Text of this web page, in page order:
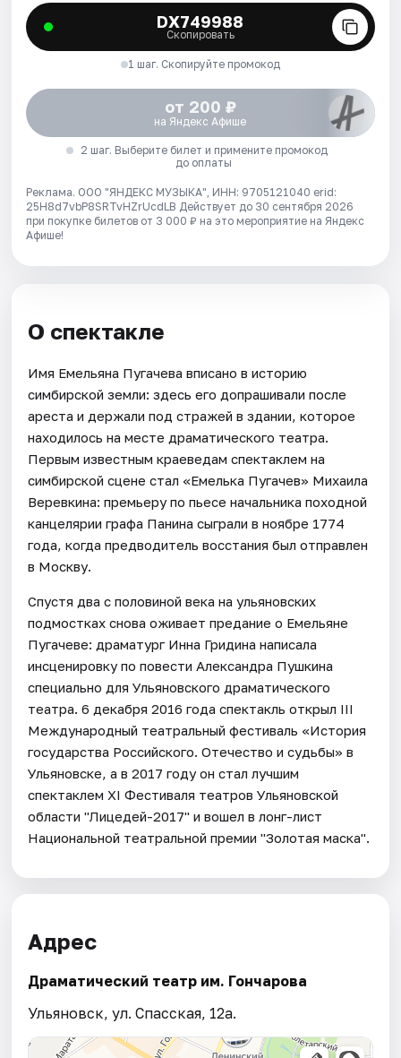
DX749988
Скопировать
1 шаг. Скопируйте промокод
от 200 ₽
на Яндекс Афише
2 шаг. Выберите билет и примените промокод
до оплаты
Реклама. ООО "ЯНДЕКС МУЗЫКА", ИНН: 9705121040 erid:
25H8d7vbP8SRTvHZrUcdLB Действует до 30 сентября 2026
при покупке билетов от 3 000 ₽ на это мероприятие на Яндекс
Афише!
О спектакле
Имя Емельяна Пугачева вписано в историю
симбирской земли: здесь его допрашивали после
ареста и держали под стражей в здании, которое
находилось на месте драматического театра.
Первым известным краеведам спектаклем на
симбирской сцене стал «Емелька Пугачев» Михаила
Веревкина: премьеру по пьесе начальника походной
канцелярии графа Панина сыграли в ноябре 1774
года, когда предводитель восстания был отправлен
в Москву.
Спустя два с половиной века на ульяновских
подмостках снова оживает предание о Емельяне
Пугачеве: драматург Инна Гридина написала
инсценировку по повести Александра Пушкина
специально для Ульяновского драматического
театра. 6 декабря 2016 года спектакль открыл III
Международный театральный фестиваль «История
государства Российского. Отечество и судьбы» в
Ульяновске, а в 2017 году он стал лучшим
спектаклем XI Фестиваля театров Ульяновской
области "Лицедей-2017" и вошел в лонг-лист
Национальной театральной премии "Золотая маска".
Адрес
Драматический театр им. Гончарова
Ульяновск, ул. Спасская, 12а.